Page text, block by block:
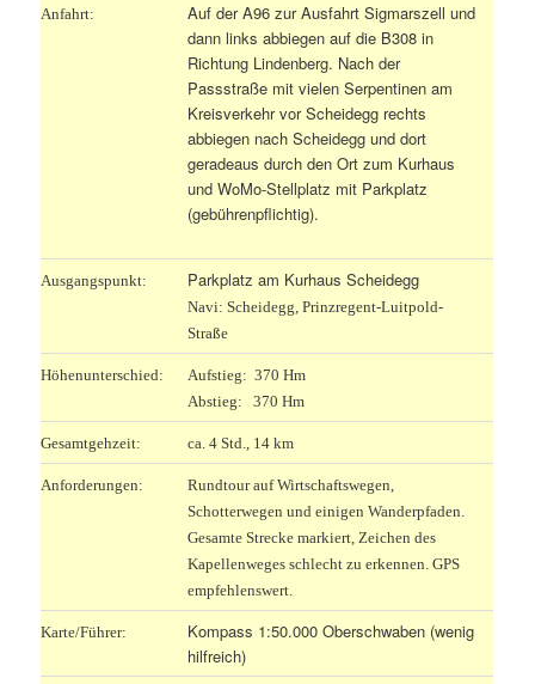
Anfahrt:
Auf der A96 zur Ausfahrt Sigmarszell und
dann links abbiegen auf die B308 in
Richtung Lindenberg. Nach der
Passstraße mit vielen Serpentinen am
Kreisverkehr vor Scheidegg rechts
abbiegen nach Scheidegg und dort
geradeaus durch den Ort zum Kurhaus
und WoMo-Stellplatz mit Parkplatz
(gebührenpflichtig).
Ausgangspunkt: Parkplatz am Kurhaus Scheidegg
Navi: Scheidegg, Prinzregent-Luitpold-
Straße
Höhenunterschied:
Aufstieg: 370 Hm
Abstieg: 370 Hm
Gesamtgehzeit: ca. 4 Std., 14 km
Anforderungen:
Rundtour auf Wirtschaftswegen,
Schotterwegen und einigen Wanderpfaden.
Gesamte Strecke markiert, Zeichen des
Kapellenweges schlecht zu erkennen. GPS
empfehlenswert.
Karte/Führer:
Kompass 1:50.000 Oberschwaben (wenig
hilfreich)